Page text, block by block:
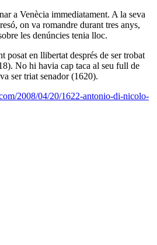
a Venècia immediatament. A la seva
on va romandre durant tres anys,
les denúncies tenia lloc.
posat en llibertat després de ser trobat
No hi havia cap taca al seu full de
ser triat senador (1620).
2008/04/20/1622-antonio-di-nicolo-